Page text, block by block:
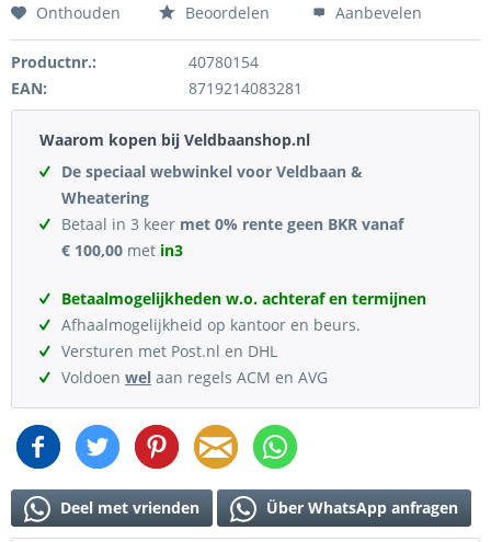
Onthouden Beoordelen Aanbevelen
Productnr.:
40780154
EAN:
8719214083281
Waarom kopen bij Veldbaanshop.nl
De speciaal webwinkel voor Veldbaan &
Wheatering
Betaal in 3 keer met 0% rente geen BKR vanaf
€ 100,00 met in3
Betaalmogelijkheden w.o. achteraf en termijnen
Afhaalmogelijkheid op kantoor en beurs.
Versturen met Post.nl en DHL
Voldoen wel aan regels ACM en AVG
Deel met vrienden Über WhatsApp anfragen